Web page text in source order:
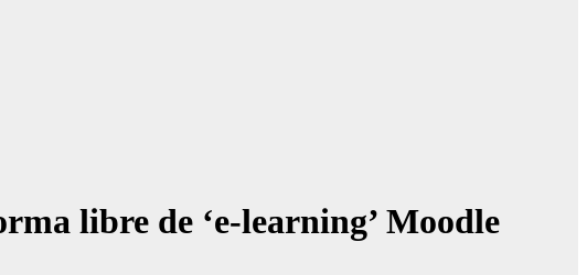
libre de ‘e-learning’ Moodle